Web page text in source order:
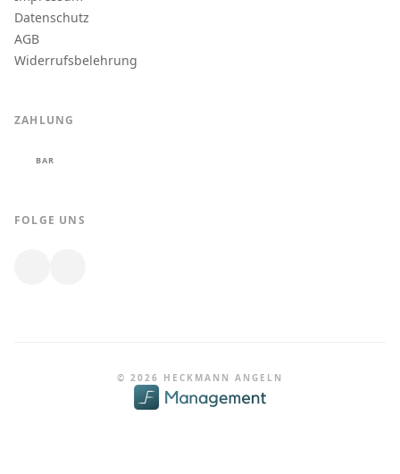
Datenschutz
AGB
Widerrufsbelehrung
ZAHLUNG
BAR
FOLGE UNS
© 2026 HECKMANN ANGELN